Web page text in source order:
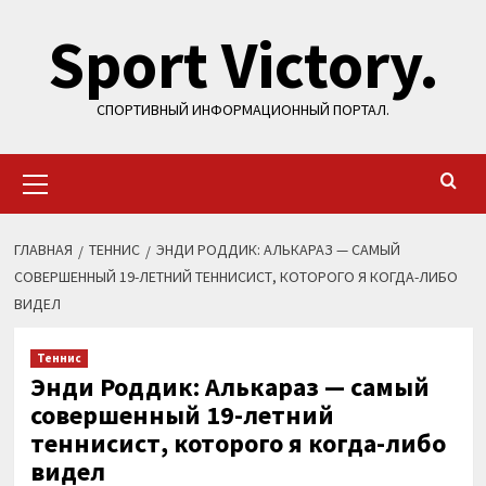
содержимому
Sport Victory.
СПОРТИВНЫЙ ИНФОРМАЦИОННЫЙ ПОРТАЛ.
меню
ГЛАВНАЯ ТЕННИС
ЭНДИ РОДДИК: АЛЬКАРАЗ — САМЫЙ
СОВЕРШЕННЫЙ 19-ЛЕТНИЙ ТЕННИСИСТ, КОТОРОГО Я КОГДА-ЛИБО
ВИДЕЛ
Теннис
Энди Роддик: Алькараз — самый
совершенный 19-летний
теннисист, которого я когда-либо
видел